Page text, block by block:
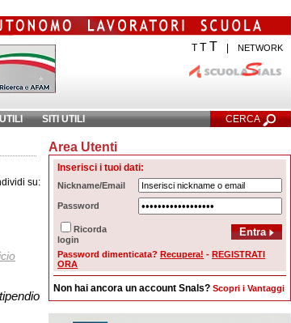
T TT NETWORK
SITI UTILI CERCA
Ricerca Avanzata
su:
Area Utenti
Inserisci i tuoi dati:
Nickname/Email
Password
Ricorda
login
Password dimenticata? Recupera! - REGISTRATI
ORA
Non hai ancora un account Snals? Scopri i Vantaggi